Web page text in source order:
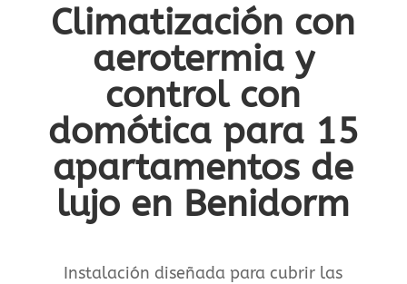
Climatización con
aerotermia y
control con
domótica para 15
apartamentos de
lujo en Benidorm
Instalación diseñada para cubrir las